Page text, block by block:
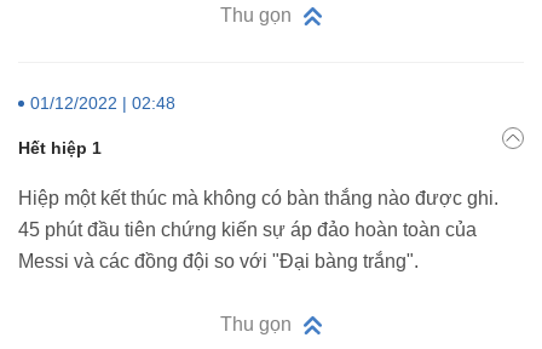
Thu gọn
01/12/2022 | 02:48
Hết hiệp 1
Hiệp một kết thúc mà không có bàn thắng nào được ghi.
45 phút đầu tiên chứng kiến sự áp đảo hoàn toàn của
Messi và các đồng đội so với "Đại bàng trắng".
Thu gọn